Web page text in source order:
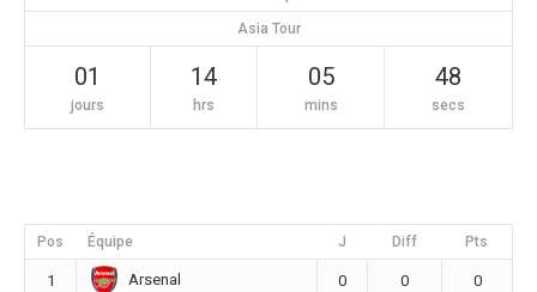
Asia Tour
01
jours
14
hrs
05
mins
47
secs
Pos Équipe J Diff Pts
1 Arsenal 0 0 0